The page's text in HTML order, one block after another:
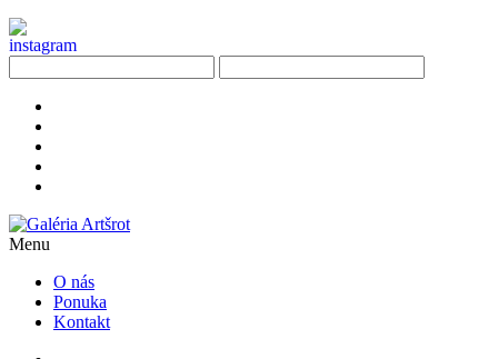
Menu
O nás
Ponuka
Kontakt